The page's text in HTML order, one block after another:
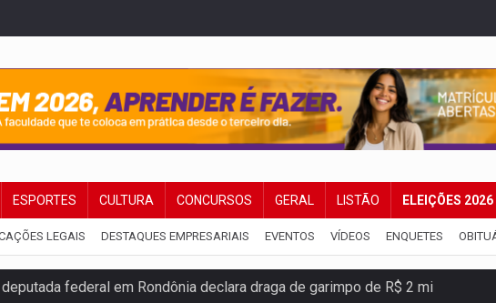
ESPORTES CULTURA CONCURSOS GERAL LISTÃO ELEIÇÕES 2026
LEGAIS DESTAQUES EMPRESARIAIS EVENTOS VÍDEOS ENQUETES
federal em Rondônia declara draga de garimpo de R$ 2 mi
preso com mercúrio em estepe, ouro e arma